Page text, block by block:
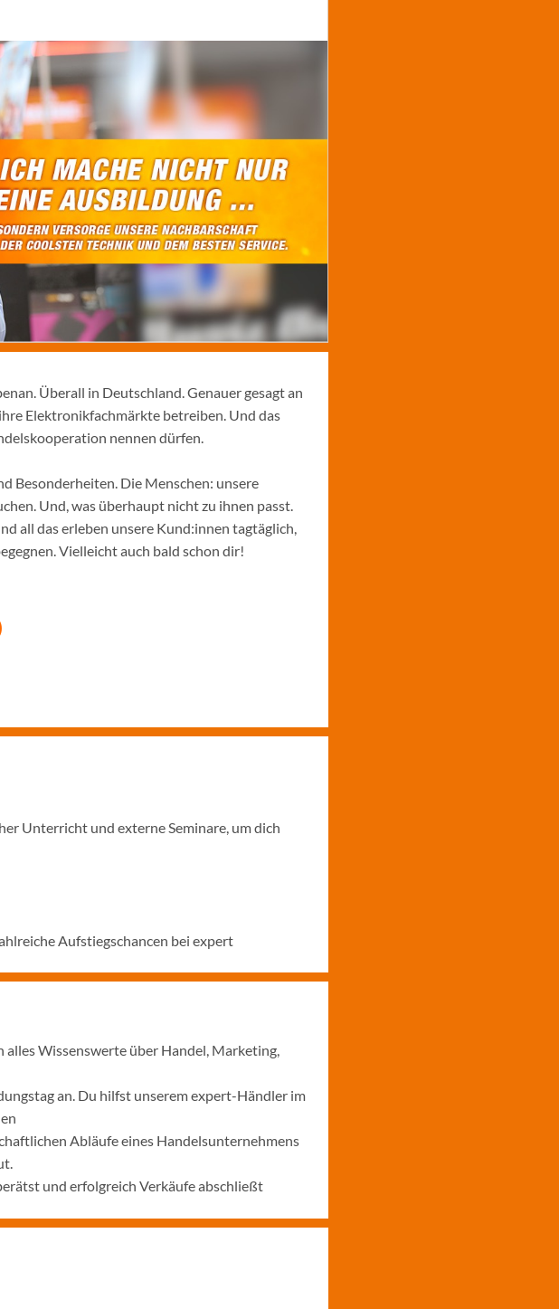
Überall in Deutschland. Genauer gesagt an
Elektronikfachmärkte betreiben. Und das
nennen dürfen.
Besonderheiten. Die Menschen: unsere
Und, was überhaupt nicht zu ihnen passt.
all das erleben unsere Kund:innen tagtäglich,
Vielleicht auch bald schon dir!
Unterricht und externe Seminare, um dich
Aufstiegschancen bei expert
alles Wissenswerte über Handel, Marketing,
an. Du hilfst unserem expert-Händler im
Abläufe eines Handelsunternehmens
und erfolgreich Verkäufe abschließt